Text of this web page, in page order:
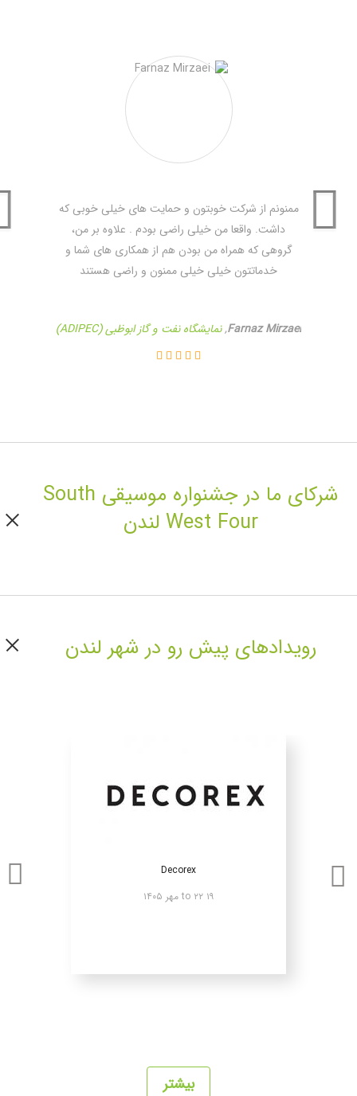
ممنونم از شرکت خوبتون و حمایت های خیلی خوبی که
داشت. واقعا من خیلی راضی بودم . علاوه بر من،
گروهی که همراه من بودن هم از همکاری های شما و
خدماتتون خیلی خیلی ممنون و راضی هستند
Farnaz Mirzaei
,نمایشگاه نفت و گاز ابوظبی (ADIPEC)
شرکای ما در جشنواره موسیقی South
West Four لندن
رویداد‌های پیش رو در شهر لندن
Decorex
۱۹ to ۲۲ مهر ۱۴۰۵
بیشتر